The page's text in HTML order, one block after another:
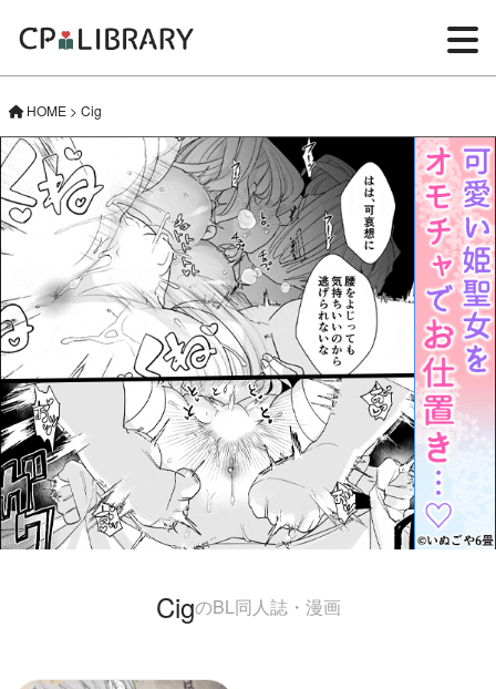
HOME > Cig
CigのBL同人誌・漫画